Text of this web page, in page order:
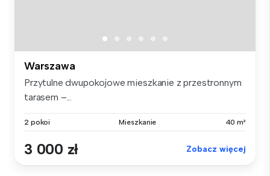
Warszawa
Przytulne dwupokojowe mieszkanie z przestronnym
tarasem –...
2 pokoi Mieszkanie 40 m²
3 000 zł Zobacz więcej